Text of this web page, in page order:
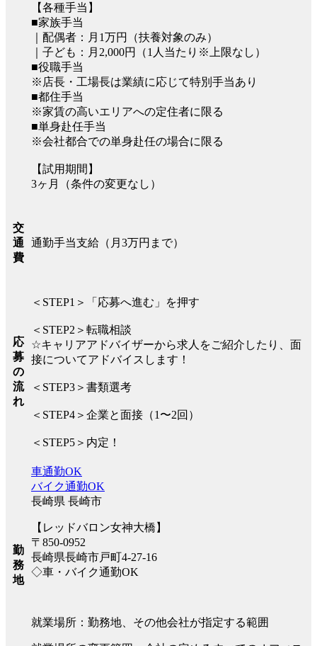
【各種手当】
■家族手当
｜配偶者：月1万円（扶養対象のみ）
｜子ども：月2,000円（1人当たり※上限なし）
■役職手当
※店長・工場長は業績に応じて特別手当あり
■都住手当
※家賃の高いエリアへの定住者に限る
■単身赴任手当
※会社都合での単身赴任の場合に限る
【試用期間】
3ヶ月（条件の変更なし）
交
通
費
通勤手当支給（月3万円まで）
応
募
の
流
れ
＜STEP1＞「応募へ進む」を押す
＜STEP2＞転職相談
☆キャリアアドバイザーから求人をご紹介したり、面
接についてアドバイスします！
＜STEP3＞書類選考
＜STEP4＞企業と面接（1〜2回）
＜STEP5＞内定！
勤
務
地
車通勤OK
バイク通勤OK
長崎県 長崎市
【レッドバロン女神大橋】
〒850-0952
長崎県長崎市戸町4-27-16
◇車・バイク通勤OK
就業場所：勤務地、その他会社が指定する範囲